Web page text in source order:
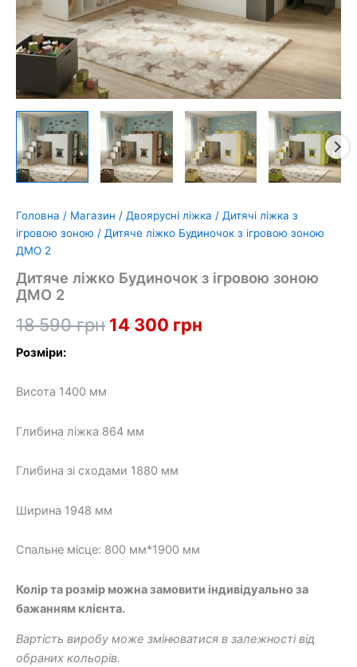
Головна / Магазин / Двоярусні ліжка / Дитячі ліжка з
ігровою зоною / Дитяче ліжко Будиночок з ігровою зоною
ДМО 2
Дитяче ліжко Будиночок з ігровою зоною
ДМО 2
18 590грн Оригінальна
14 300 грн
Розміри:
Висота 1400 мм
Глибина ліжка 864 мм
Глибина зі сходами 1880 мм
Ширина 1948 мм
Спальне місце: 800 мм*1900 мм
Колір та розмір можна замовити індивідуально за
бажанням клієнта.
Вартість виробу може змінюватися в залежності від
обраних кольорів.